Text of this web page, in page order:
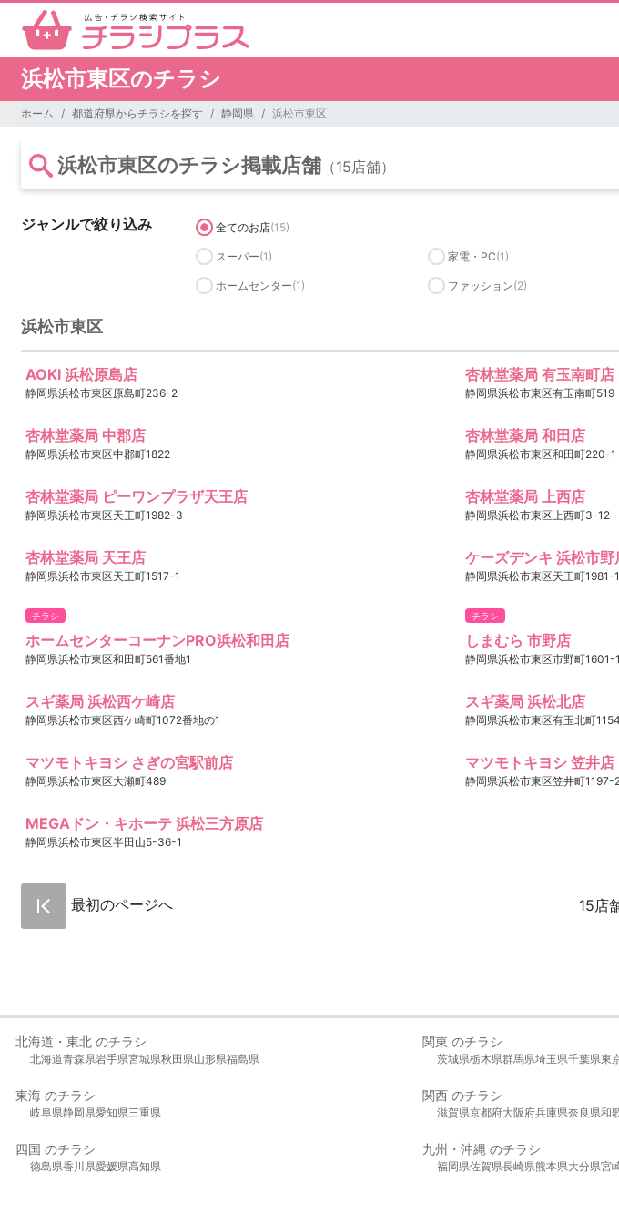
浜松市東区のチラシ
ホーム 都道府県からチラシを探す 静岡県 浜松市東区
浜松市東区のチラシ掲載店舗 （15店舗）
ジャンルで絞り込み 全てのお店(15)
スーパー(1) 家電・PC(1)
ホームセンター(1) ファッション(2)
浜松市東区
AOKI 浜松原島店
静岡県浜松市東区原島町236-2
杏林堂薬局 有玉南町店
静岡県浜松市東区有玉南町519
杏林堂薬局 中郡店
静岡県浜松市東区中郡町1822
杏林堂薬局 和田店
静岡県浜松市東区和田町220-1
杏林堂薬局 ピーワンプラザ天王店
静岡県浜松市東区天王町1982-3
杏林堂薬局 上西店
静岡県浜松市東区上西町3-12
杏林堂薬局 天王店
静岡県浜松市東区天王町1517-1
ケーズデンキ 浜松市野
静岡県浜松市東区天王町1981-1
チラシ
ホームセンターコーナンPRO浜松和田店
静岡県浜松市東区和田町561番地1
チラシ
しまむら 市野店
静岡県浜松市東区市野町1601-1
スギ薬局 浜松西ケ崎店
静岡県浜松市東区西ケ崎町1072番地の1
スギ薬局 浜松北店
静岡県浜松市東区有玉北町
マツモトキヨシ さぎの宮駅前店
静岡県浜松市東区大瀬町489
マツモトキヨシ 笠井店
静岡県浜松市東区笠井町1197-
MEGAドン・キホーテ 浜松三方原店
静岡県浜松市東区半田山5-36-1
最初のページへ 15店
北海道・東北 のチラシ
北海道青森県岩手県宮城県秋田県山形県福島県
関東 のチラシ
茨城県栃木県群馬県埼玉県千葉県東
東海 のチラシ
岐阜県静岡県愛知県三重県
関西 のチラシ
滋賀県京都府大阪府兵庫県奈良県和
四国 のチラシ
徳島県香川県愛媛県高知県
九州・沖縄 のチラシ
福岡県佐賀県長崎県熊本県大分県宮